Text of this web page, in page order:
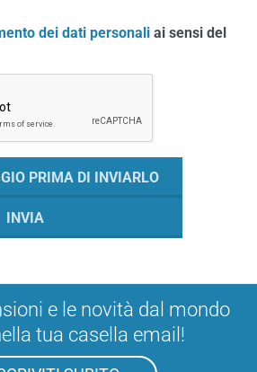
dei dati personali ai sensi del
e le novità dal mondo
tua casella email!